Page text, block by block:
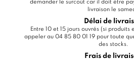
demander le surcoût car il doit être
livraison le
Délai de
Entre 10 et 15 jours ouvrés (si produits
appeler au 04 85 80 01 19 pour toute
des stocks.
Frais de